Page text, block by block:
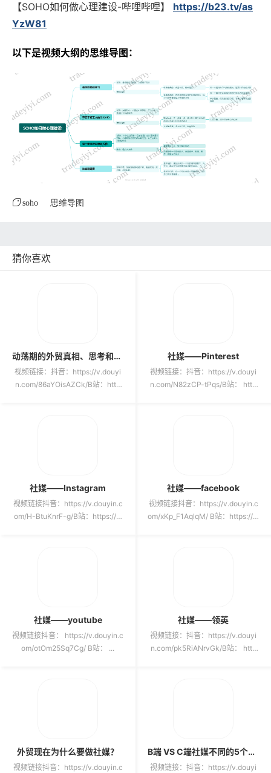
【SOHO如何做心理建设-哔哩哔哩】 https://b23.tv/as
YzW81
以下是视频大纲的思维导图：
soho 思维导图
猜你喜欢
动荡期的外贸真相、思考和长期规划
视频链接：抖音：https://v.douyi
n.com/86aYOisAZCk/B站：http
社媒——Pinterest
视频链接：抖音：https://v.douyi
n.com/N82zCP-tPqs/B站： http
社媒——Instagram
视频链接抖音：https://v.douyin.c
om/H-BtuKnrF-g/B站：https://w
社媒——facebook
视频链接抖音：https://v.douyin.c
om/xKp_F1AqlqM/ B站：https://w
社媒——youtube
视频链接抖音： https://v.douyin.c
om/otOm25Sq7Cg/ B站： ...
社媒——领英
视频链接：抖音：https://v.douyi
n.com/pk5RiANrvGk/B站： http
外贸现在为什么要做社媒？
视频链接抖音：https://v.douyin.c
B端 VS C端社媒不同的5个底层原因
视频链接：抖音：https://v.douyi